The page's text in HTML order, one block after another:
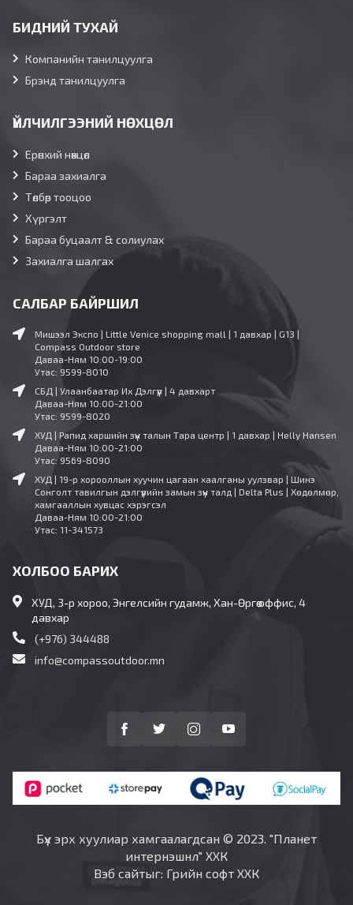
БИДНИЙ ТУХАЙ
Компанийн танилцуулга
Брэнд танилцуулга
ҮЙЛЧИЛГЭЭНИЙ НӨХЦӨЛ
Ерөнхий нөхцөл
Бараа захиалга
Төлбөр тооцоо
Хүргэлт
Бараа буцаалт & солиулах
Захиалга шалгах
САЛБАР БАЙРШИЛ
Мишээл Экспо | Little Venice shopping mall | 1 давхар | G13 |
Compass Outdoor store
Даваа-Ням 10:00-19:00
Утас: 9599-8010
СБД | Улаанбаатар Их Дэлгүүр | 4 давхарт
Даваа-Ням 10:00-21:00
Утас: 9599-8020
ХУД | Рапид харшийн зүүн талын Тара центр | 1 давхар | Helly Hansen
Даваа-Ням 10:00-21:00
Утас: 9569-8090
ХУД | 19-р хорооллын хуучин цагаан хаалганы уулзвар | Шинэ
Сонголт тавилгын дэлгүүрийн замын зүүн талд | Delta Plus | Хөдөлмөр,
хамгааллын хувцас хэрэгсэл
Даваа-Ням 10:00-21:00
Утас: 11-341573
ХОЛБОО БАРИХ
ХУД, 3-р хороо, Энгелсийн гудамж, Хан-Өргөө оффис, 4
давхар
(+976) 344488
info@compassoutdoor.mn
Бүх эрх хуулиар хамгаалагдсан © 2023. "Планет
интернэшнл" ХХК
Вэб сайтыг: Грийн софт ХХК